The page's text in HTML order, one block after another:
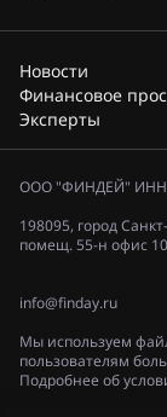
Новости
Финансовое
Эксперты
ООО "ФИНДЕЙ"
198095, город
помещ. 55-н офис
info@finday.ru
Мы используем
пользователям
Подробнее об